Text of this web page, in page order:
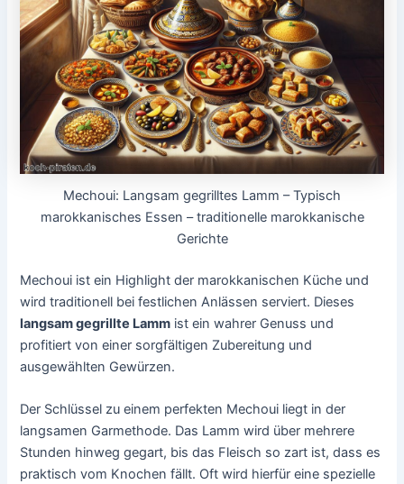
Mechoui: Langsam gegrilltes Lamm – Typisch
marokkanisches Essen – traditionelle marokkanische
Gerichte
Mechoui ist ein Highlight der marokkanischen Küche und
wird traditionell bei festlichen Anlässen serviert. Dieses
langsam gegrillte Lamm ist ein wahrer Genuss und
profitiert von einer sorgfältigen Zubereitung und
ausgewählten Gewürzen.
Der Schlüssel zu einem perfekten Mechoui liegt in der
langsamen Garmethode. Das Lamm wird über mehrere
Stunden hinweg gegart, bis das Fleisch so zart ist, dass es
praktisch vom Knochen fällt. Oft wird hierfür eine spezielle